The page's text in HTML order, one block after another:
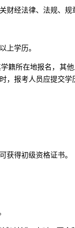
经法律、法规、规
上学历。
籍所在地报名，其
报考人员应提交
获得初级资格证书。